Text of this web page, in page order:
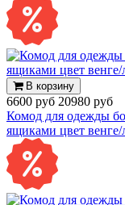
В корзину
6600 руб 20980 руб
Комод для одежды
ящиками цвет венге/